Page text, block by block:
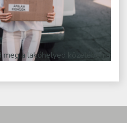
a lakóhelyed közelében a